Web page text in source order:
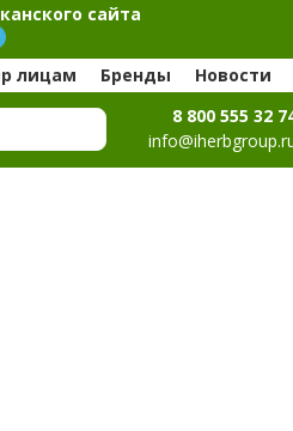
сайта
лицам Бренды Новости
8 800 555 32